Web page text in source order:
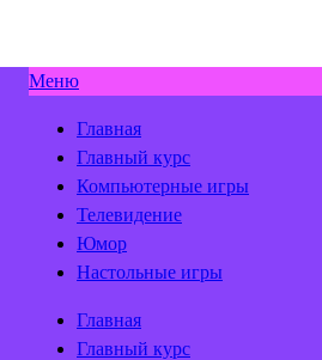
Меню
Главная
Главный курс
Компьютерные игры
Телевидение
Юмор
Настольные игры
Главная
Главный курс